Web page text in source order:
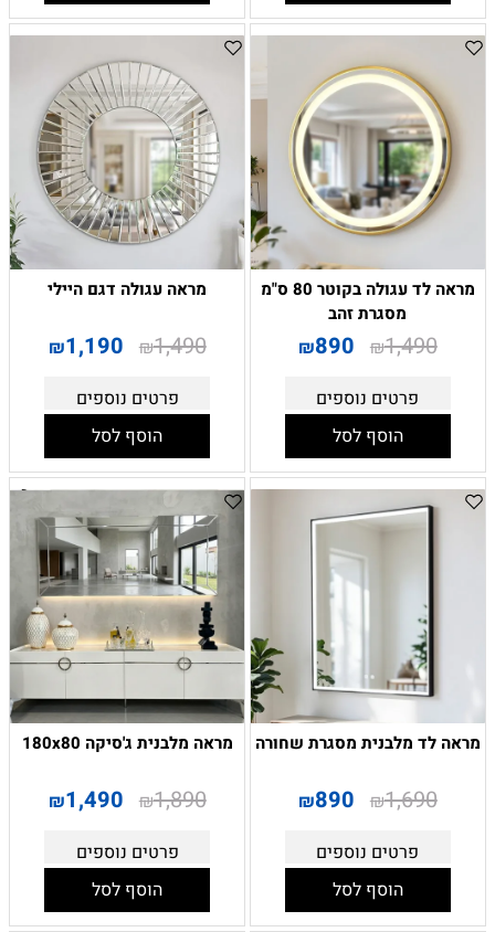
מראה לד עגולה בקוטר 80 ס"מ
מסגרת זהב
₪1,490
₪890
פרטים נוספים
הוסף לסל
מראה עגולה דגם היילי
₪1,490
₪1,190
פרטים נוספים
הוסף לסל
מראה לד מלבנית מסגרת שחורה
₪1,690
₪890
פרטים נוספים
הוסף לסל
מראה מלבנית ג'סיקה 180x80
₪1,890
₪1,490
פרטים נוספים
הוסף לסל